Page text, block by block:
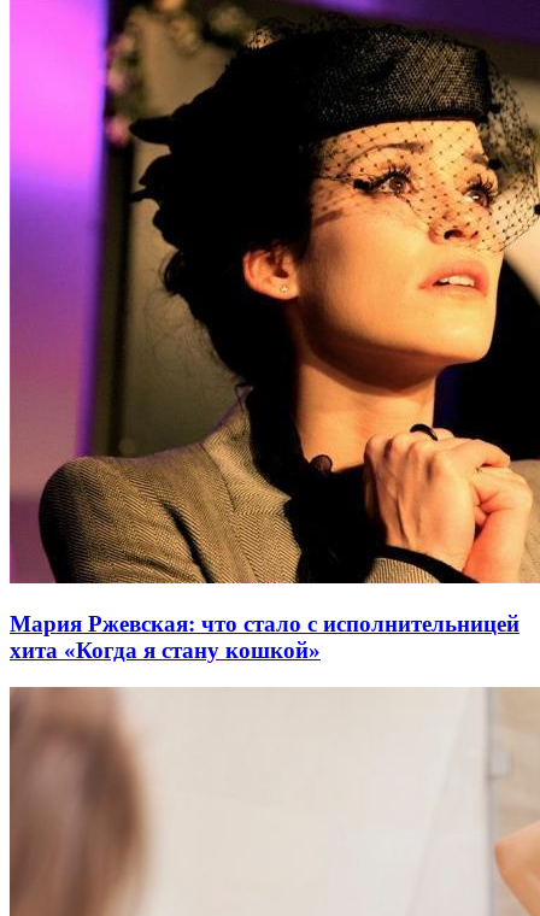
Мария Ржевская: что стало с исполнительницей
хита «Когда я стану кошкой»